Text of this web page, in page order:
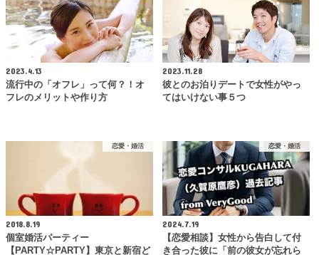
2023.4.13
流行中の「オフレ」って何？！オ
フレのメリットや作り方
2023.11.28
彼とのお泊りデートで女性がやっ
てはいけない事５つ
恋愛・婚活
2018.8.19
個室婚活パーティー
【PARTY☆PARTY】東京と新宿ど
恋愛・婚活
2024.7.19
【恋愛相談】女性から告白して付
き合った彼に「前の彼女が忘れら